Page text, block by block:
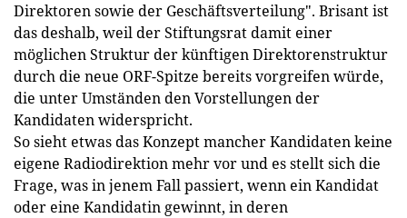
Direktoren sowie der Geschäftsverteilung". Brisant ist
das deshalb, weil der Stiftungsrat damit einer
möglichen Struktur der künftigen Direktorenstruktur
durch die neue ORF-Spitze bereits vorgreifen würde,
die unter Umständen den Vorstellungen der
Kandidaten widerspricht.
So sieht etwas das Konzept mancher Kandidaten keine
eigene Radiodirektion mehr vor und es stellt sich die
Frage, was in jenem Fall passiert, wenn ein Kandidat
oder eine Kandidatin gewinnt, in deren